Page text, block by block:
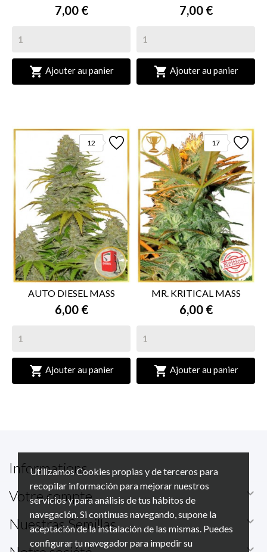
Utilizamos Cookies propias y de terceros para
recopilar información para mejorar nuestros
servicios y para análisis de tus hábitos de
navegación. Si continuas navegando, supone la
aceptación de la instalación de las mismas. Puedes
configurar tu navegador para impedir su
7,00 €
 Ajouter au panier
7,00 €
 Ajouter au panier
12
AUTO DIESEL MASS
6,00 €
 Ajouter au panier
17
MR. KRITICAL MASS
6,00 €
 Ajouter au panier
Informations
Votre compte

Nuestras Semillas 